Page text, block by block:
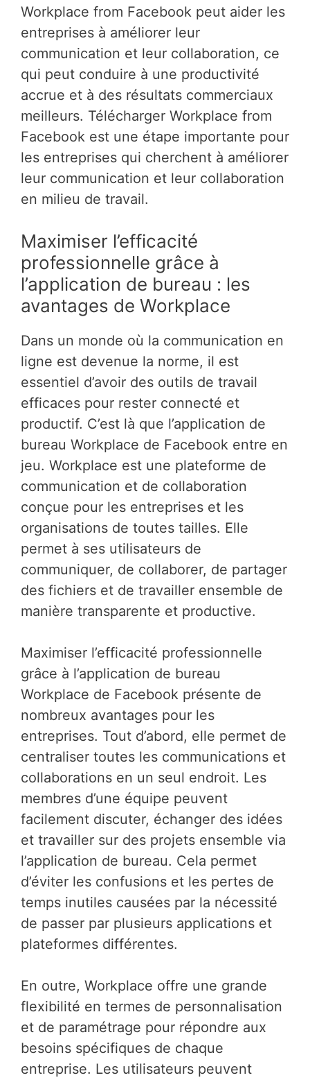
Workplace from Facebook peut aider les
entreprises à améliorer leur
communication et leur collaboration, ce
qui peut conduire à une productivité
accrue et à des résultats commerciaux
meilleurs. Télécharger Workplace from
Facebook est une étape importante pour
les entreprises qui cherchent à améliorer
leur communication et leur collaboration
en milieu de travail.
Maximiser l’efficacité
professionnelle grâce à
l’application de bureau : les
avantages de Workplace
Dans un monde où la communication en
ligne est devenue la norme, il est
essentiel d’avoir des outils de travail
efficaces pour rester connecté et
productif. C’est là que l’application de
bureau Workplace de Facebook entre en
jeu. Workplace est une plateforme de
communication et de collaboration
conçue pour les entreprises et les
organisations de toutes tailles. Elle
permet à ses utilisateurs de
communiquer, de collaborer, de partager
des fichiers et de travailler ensemble de
manière transparente et productive.
Maximiser l’efficacité professionnelle
grâce à l’application de bureau
Workplace de Facebook présente de
nombreux avantages pour les
entreprises. Tout d’abord, elle permet de
centraliser toutes les communications et
collaborations en un seul endroit. Les
membres d’une équipe peuvent
facilement discuter, échanger des idées
et travailler sur des projets ensemble via
l’application de bureau. Cela permet
d’éviter les confusions et les pertes de
temps inutiles causées par la nécessité
de passer par plusieurs applications et
plateformes différentes.
En outre, Workplace offre une grande
flexibilité en termes de personnalisation
et de paramétrage pour répondre aux
besoins spécifiques de chaque
entreprise. Les utilisateurs peuvent